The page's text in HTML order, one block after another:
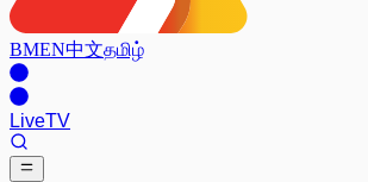
BMEN中文தமிழ்
LiveTV